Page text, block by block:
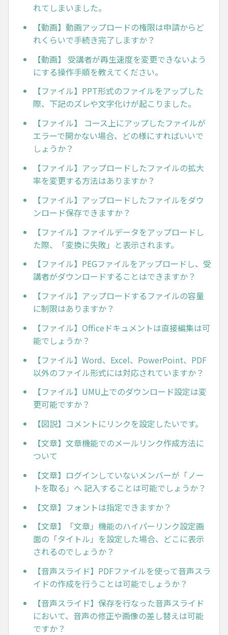
れてしまいました。
【動画】動画アップロードの権限は申請からど
れくらいで手続き完了しますか？
【動画】 受講者が再生速度を変更できないよう
にする操作手順を教えてください。
【ファイル】PPT形式のファイルをアップした
際、下記のズレや文字化けが起こりました。
【ファイル】 コース上にアップしたファイルが
エラーで開かない場合、どの様にすればいいで
しょうか？
【ファイル】アップロードしたファイルの拡大
率を変更する方法はありますか？
【ファイル】アップロードしたファイルをダウ
ンロード保存できますか？
【ファイル】ファイルデータをアップロードし
た際、「変換に失敗」と表示されます。
【ファイル】PEGファイルをアップロードし、受
講者がダウンロードすることはできますか？
【ファイル】アップロードするファイルの容量
に制限はありますか？
【ファイル】Officeドキュメントは直接編集は可
能でしょうか？
【ファイル】Word、Excel、PowerPoint、PDF
以外のファイル形式には対応されていますか？
【ファイル】UMU上でのダウンロード設定は変
更可能ですか？
【図説】コメントにリンクを設定したいです。
【文章】文章機能でのメールリンク作成方法に
ついて
【文章】ログインしていないメンバーが「ノー
トを取る」へ 記入することは可能でしょうか？
【文章】フォントは指定できますか？
【文章】「文章」機能のハイパーリンク設定画
面の「タイトル」を設定した場合、どこに表示
されるのでしょうか？
【音声スライド】PDFファイルを使って音声スラ
イドの作成を行うことは可能でしょうか？
【音声スライド】保存を行なった音声スライド
において、音声の修正や画像の差し替えは可能
ですか？